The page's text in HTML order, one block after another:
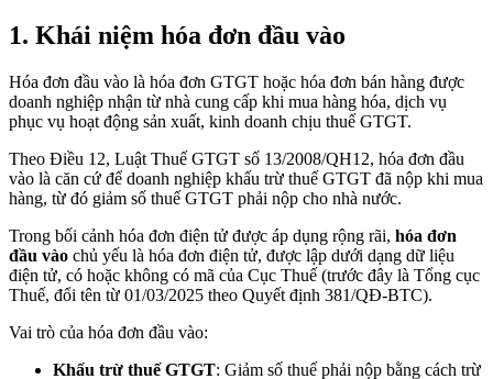
1. Khái niệm hóa đơn đầu vào
Hóa đơn đầu vào là hóa đơn GTGT hoặc hóa đơn bán hàng được
doanh nghiệp nhận từ nhà cung cấp khi mua hàng hóa, dịch vụ
phục vụ hoạt động sản xuất, kinh doanh chịu thuế GTGT.
Theo Điều 12, Luật Thuế GTGT số 13/2008/QH12, hóa đơn đầu
vào là căn cứ để doanh nghiệp khấu trừ thuế GTGT đã nộp khi mua
hàng, từ đó giảm số thuế GTGT phải nộp cho nhà nước.
Trong bối cảnh hóa đơn điện tử được áp dụng rộng rãi, hóa đơn
đầu vào chủ yếu là hóa đơn điện tử, được lập dưới dạng dữ liệu
điện tử, có hoặc không có mã của Cục Thuế (trước đây là Tổng cục
Thuế, đổi tên từ 01/03/2025 theo Quyết định 381/QĐ-BTC).
Vai trò của hóa đơn đầu vào:
Khấu trừ thuế GTGT: Giảm số thuế phải nộp bằng cách trừ